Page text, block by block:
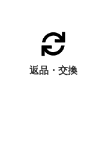
返品・交換